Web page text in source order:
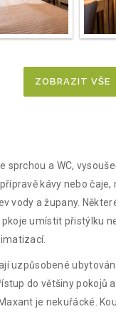
ZOBRAZIT VŠE
sprchou a WC,
kávy nebo čaje,
vody a župany.
umístit přistýlku
uzpůsobené
do většiny pokojů
je nekuřácké.